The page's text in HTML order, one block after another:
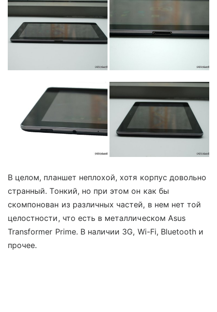
В целом, планшет неплохой, хотя корпус довольно
странный. Тонкий, но при этом он как бы
скомпонован из различных частей, в нем нет той
целостности, что есть в металлическом Asus
Transformer Prime. В наличии 3G, Wi-Fi, Bluetooth и
прочее.